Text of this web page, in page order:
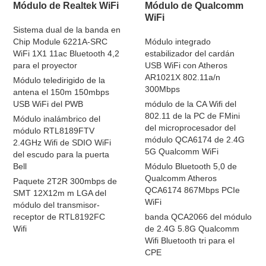
Módulo de Realtek WiFi
Sistema dual de la banda en
Chip Module 6221A-SRC
WiFi 1X1 11ac Bluetooth 4,2
para el proyector
Módulo teledirigido de la
antena el 150m 150mbps
USB WiFi del PWB
Módulo inalámbrico del
módulo RTL8189FTV
2.4GHz Wifi de SDIO WiFi
del escudo para la puerta
Bell
Paquete 2T2R 300mbps de
SMT 12X12m m LGA del
módulo del transmisor-
receptor de RTL8192FC
Wifi
Módulo de Qualcomm
WiFi
Módulo integrado
estabilizador del cardán
USB WiFi con Atheros
AR1021X 802.11a/n
300Mbps
módulo de la CA Wifi del
802.11 de la PC de FMini
del microprocesador del
módulo QCA6174 de 2.4G
5G Qualcomm WiFi
Módulo Bluetooth 5,0 de
Qualcomm Atheros
QCA6174 867Mbps PCIe
WiFi
banda QCA2066 del módulo
de 2.4G 5.8G Qualcomm
Wifi Bluetooth tri para el
CPE